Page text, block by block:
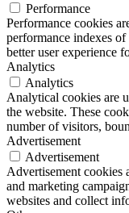
Performance
Performance cookies
performance indexes
better user experience
Analytics
Analytics
Analytical cookies are
the website. These
number of visitors,
Advertisement
Advertisement
Advertisement cookies
and marketing
websites and collect